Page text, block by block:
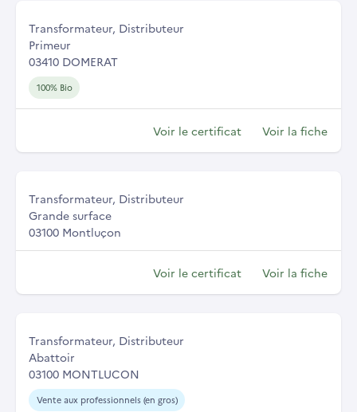
Transformateur, Distributeur
Primeur
03410 DOMERAT
100% Bio
Voir le certificat Voir la fiche
Transformateur, Distributeur
Grande surface
03100 Montluçon
Voir le certificat Voir la fiche
Transformateur, Distributeur
Abattoir
03100 MONTLUCON
Vente aux professionnels (en gros)